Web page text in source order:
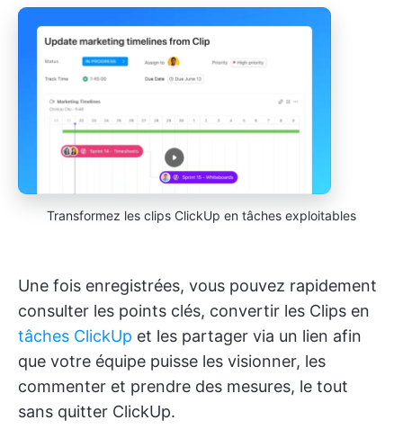
Transformez les clips ClickUp en tâches exploitables
Une fois enregistrées, vous pouvez rapidement
consulter les points clés, convertir les Clips en
tâches ClickUp et les partager via un lien afin
que votre équipe puisse les visionner, les
commenter et prendre des mesures, le tout
sans quitter ClickUp.